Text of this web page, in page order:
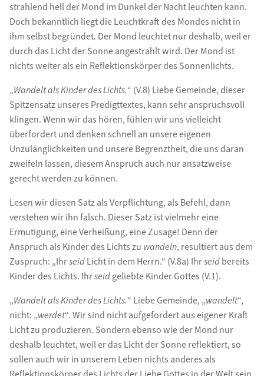
strahlend hell der Mond im Dunkel der Nacht leuchten kann.
Doch bekanntlich liegt die Leuchtkraft des Mondes nicht in
ihm selbst begründet. Der Mond leuchtet nur deshalb, weil er
durch das Licht der Sonne angestrahlt wird. Der Mond ist
nichts weiter als ein Reflektionskörper des Sonnenlichts.
„Wandelt als Kinder des Lichts.“ (V.8) Liebe Gemeinde, dieser
Spitzensatz unseres Predigttextes, kann sehr anspruchsvoll
klingen. Wenn wir das hören, fühlen wir uns vielleicht
überfordert und denken schnell an unsere eigenen
Unzulänglichkeiten und unsere Begrenztheit, die uns daran
zweifeln lassen, diesem Anspruch auch nur ansatzweise
gerecht werden zu können.
Lesen wir diesen Satz als Verpflichtung, als Befehl, dann
verstehen wir ihn falsch. Dieser Satz ist vielmehr eine
Ermutigung, eine Verheißung, eine Zusage! Denn der
Anspruch als Kinder des Lichts zu wandeln, resultiert aus dem
Zuspruch: „IhrseidLicht in dem Herrn.“ (V.8a) Ihrseidbereits
Kinder des Lichts. Ihrseidgeliebte Kinder Gottes (V.1).
„Wandelt als Kinder des Lichts.“ Liebe Gemeinde, „wandelt“,
nicht: „werdet“. Wir sind nicht aufgefordert aus eigener Kraft
Licht zu produzieren. Sondern ebenso wie der Mond nur
deshalb leuchtet, weil er das Licht der Sonne reflektiert, so
sollen auch wir in unserem Leben nichts anderes als